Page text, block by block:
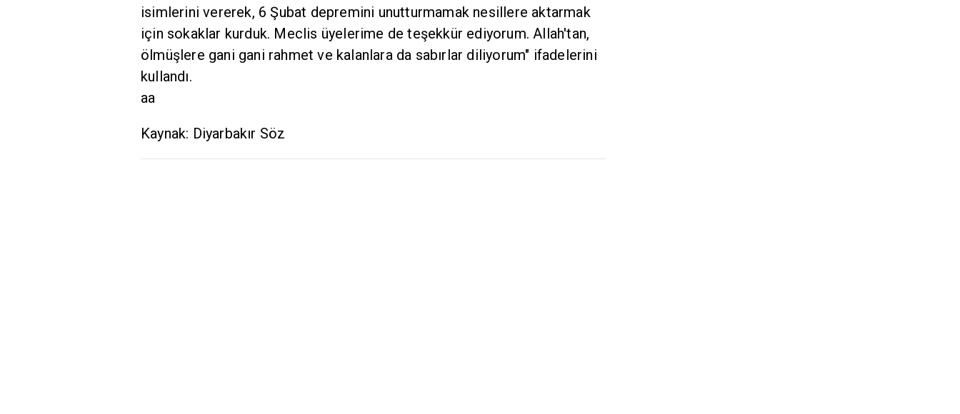
isimlerini vererek, 6 Şubat depremini unutturmamak nesillere aktarmak
için sokaklar kurduk. Meclis üyelerime de teşekkür ediyorum. Allah'tan,
ölmüşlere gani gani rahmet ve kalanlara da sabırlar diliyorum" ifadelerini
kullandı.
aa
Kaynak: Diyarbakır Söz